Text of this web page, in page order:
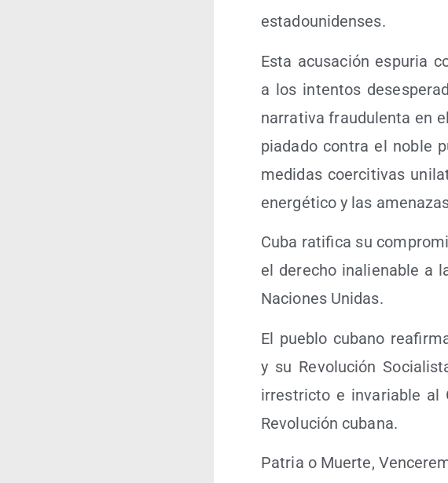
estadounidenses.
Esta acu­sa­ción espu­ria
a los inten­tos
narra­ti­va frau­du­len­ta en
pia­da­do con­tra el noble
medi­das coer­ci­ti­vas
ener­gé­ti­co y las
Cuba rati­fi­ca su
el dere­cho inalie­na­ble a
Nacio­nes Unidas.
El pue­blo cubano
y su Revo­lu­ción
irres­tric­to e inva­ria­ble al
Revo­lu­ción cubana.
Patria o Muer­te,